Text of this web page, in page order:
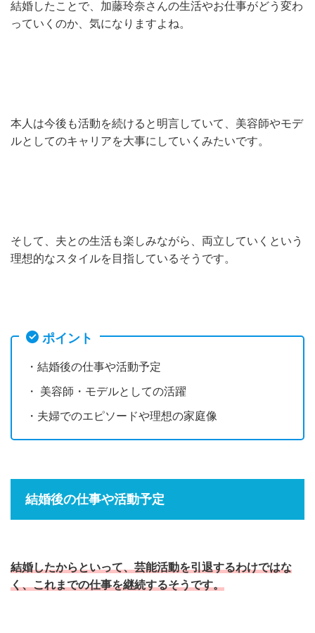
結婚したことで、加藤玲奈さんの生活やお仕事がどう変わ
っていくのか、気になりますよね。
本人は今後も活動を続けると明言していて、美容師やモデ
ルとしてのキャリアを大事にしていくみたいです。
そして、夫との生活も楽しみながら、両立していくという
理想的なスタイルを目指しているそうです。
ポイント
・結婚後の仕事や活動予定
・ 美容師・モデルとしての活躍
・夫婦でのエピソードや理想の家庭像
結婚後の仕事や活動予定
結婚したからといって、芸能活動を引退するわけではな
く、これまでの仕事を継続するそうです。